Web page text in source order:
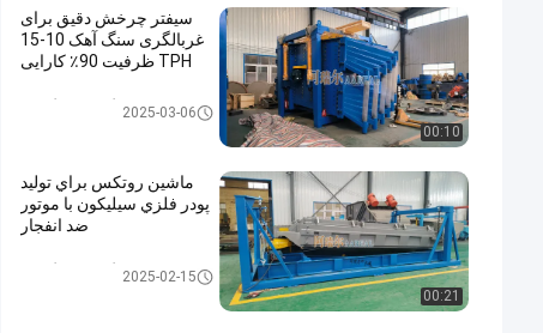
00:10
سیفتر چرخش دقیق برای
غربالگری سنگ آهک 10-15
TPH ظرفیت 90٪ کارایی
غربالگر صفحه گردان2025-03-06
00:21
ماشين روتکس براي توليد
پودر فلزي سيليكون با موتور
ضد انفجار
غربالگر صفحه گردان2025-02-15